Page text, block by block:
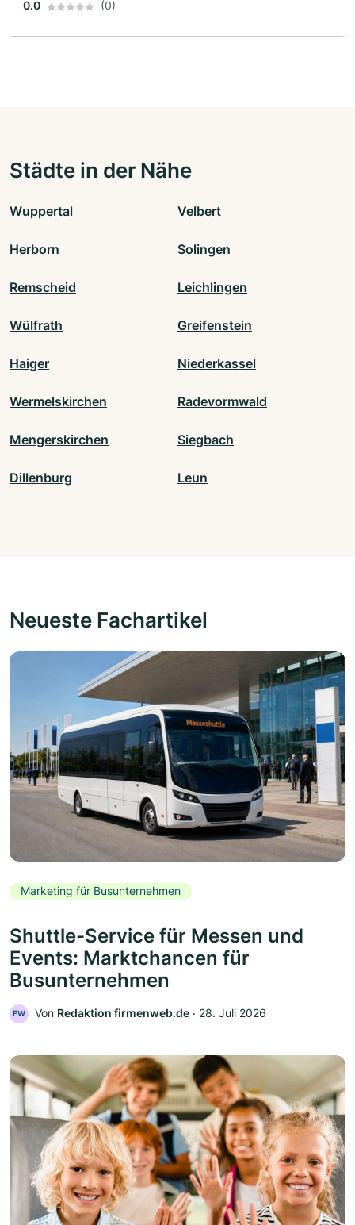
0.0 (0)
Städte in der Nähe
Wuppertal Velbert
Herborn Solingen
Remscheid Leichlingen
Wülfrath Greifenstein
Haiger Niederkassel
Wermelskirchen Radevormwald
Mengerskirchen Siegbach
Dillenburg Leun
Neueste Fachartikel
Marketing für Busunternehmen
Shuttle-Service für Messen und
Events: Marktchancen für
Busunternehmen
FW Von Redaktion firmenweb.de ‧ 28. Juli 2026